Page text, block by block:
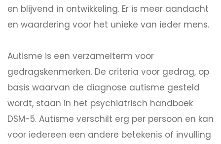
en blijvend in ontwikkeling. Er is meer aandacht
en waardering voor het unieke van ieder mens.
Autisme is een verzamelterm voor
gedragskenmerken. De criteria voor gedrag, op
basis waarvan de diagnose autisme gesteld
wordt, staan in het psychiatrisch handboek
DSM-5. Autisme verschilt erg per persoon en kan
voor iedereen een andere betekenis of invulling